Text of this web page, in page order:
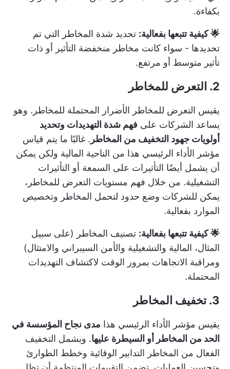
بكفاءة.
🌟 كيفية تتبعها بفعالية: تحديد شدة المخاطر التي تم
تحديدها - سواء كانت مخاطر منخفضة التأثير أو ذات
تأثير متوسط أو مرتفع.
2. التعرض للمخاطر
يقيس التعرض للمخاطر الأضرار المحتملة للمخاطر. وهو
يساعد الشركات على فهم شدة التهديدات وتحديد
أولويات جهود التخفيف من المخاطر . غالبًا ما يتم قياس
مؤشر الأداء الرئيسي هذا من الناحية المالية ولكن يمكن
أن يشمل أيضًا التأثيرات على السمعة أو التأثيرات
التشغيلية. من خلال فهم مستويات التعرض للمخاطر،
يمكن للشركات وضع حدود لتحمل المخاطر وتخصيص
الموارد بفعالية.
🌟 كيفية تتبعها بفعالية: تصنيف المخاطر (على سبيل
المثال، المالية والتشغيلية والأمن السيبراني والامتثال)
ومراقبة الاتجاهات بمرور الوقت لاكتشاف التهديدات
المحتملة.
3. تخفيف المخاطر
يقيس مؤشر الأداء الرئيسي هذا مدى نجاح المؤسسة في
الحد من المخاطر أو السيطرة عليها. ويشمل التخفيف
الفعال من المخاطر التدابير الوقائية وخطط الطوارئ